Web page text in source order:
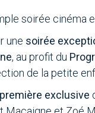
soirée cinéma
une soirée
, au profit du
de la petite
exclusive